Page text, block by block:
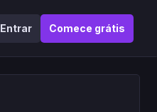
Entrar Comece grátis